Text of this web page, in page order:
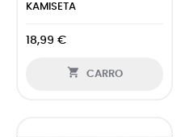
KAMISETA
18,99 €
 CARRO